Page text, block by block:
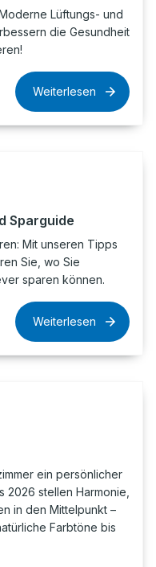
Lüftungs- und
die Gesundheit
Weiterlesen
Sparguide
Mit unseren Tipps
Sie, wo Sie
sparen können.
Weiterlesen
ein persönlicher
2026 stellen Harmonie,
in den Mittelpunkt –
Farbtöne bis